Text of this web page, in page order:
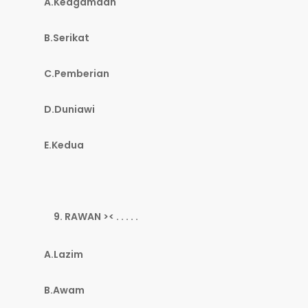
B.Serikat
C.Pemberian
D.Duniawi
E.Kedua
RAWAN >< . . . . .
A.Lazim
B.Awam